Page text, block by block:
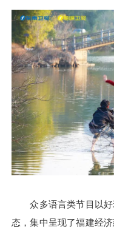
众多语言类节目以好
态，集中呈现了福建经